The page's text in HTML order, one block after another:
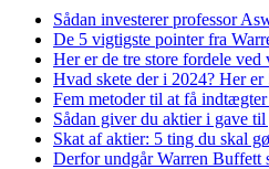
Sådan investerer professor
De 5 vigtigste pointer fra
Her er de tre store fordele ved
Hvad skete der i 2024? Her
Fem metoder til at få
Sådan giver du aktier i gave
Skat af aktier: 5 ting du skal
Derfor undgår Warren Buffett